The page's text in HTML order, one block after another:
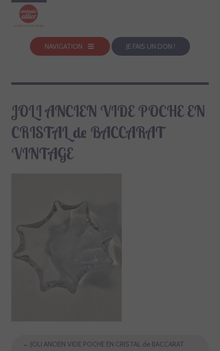
NAVIGATION JE FAIS UN DON !
JOLI ANCIEN VIDE POCHE EN
CRISTAL de BACCARAT
VINTAGE
← JOLI ANCIEN VIDE POCHE EN CRISTAL de BACCARAT